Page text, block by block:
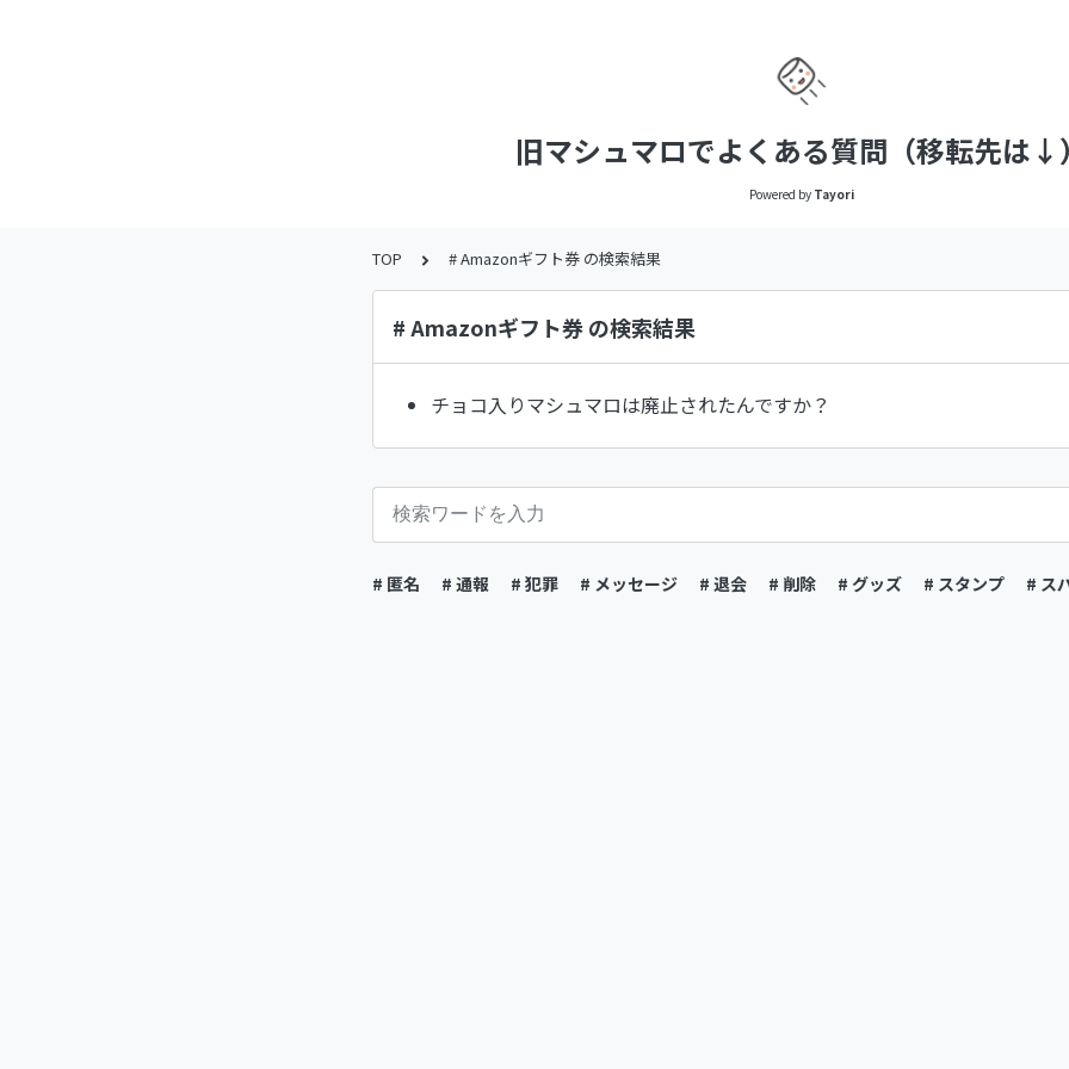
旧マシュマロでよくある質問（移転先は↓
Powered by Tayori
TOP # Amazonギフト券 の検索結果
# Amazonギフト券 の検索結果
チョコ入りマシュマロは廃止されたんですか？
# 匿名 # 通報 # 犯罪 # メッセージ # 退会 # 削除 # グッズ # スタンプ # ス